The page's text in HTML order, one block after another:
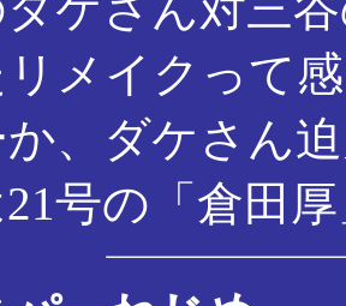
リメイクって
か、ダケさん
号の「倉田